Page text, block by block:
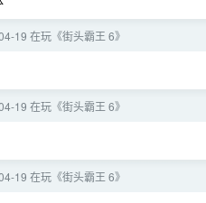
19 在玩《街头霸王 6》
19 在玩《街头霸王 6》
19 在玩《街头霸王 6》